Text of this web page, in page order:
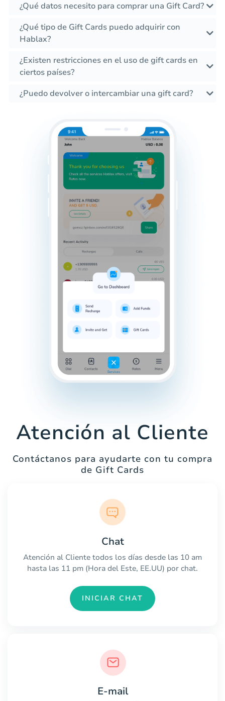
¿Qué datos necesito para comprar una Gift Card?
¿Qué tipo de Gift Cards puedo adquirir con
Hablax?
¿Existen restricciones en el uso de gift cards en
ciertos países?
¿Puedo devolver o intercambiar una gift card?
Atención al Cliente
Contáctanos para ayudarte con tu compra
de Gift Cards
Chat
Atención al Cliente todos los días desde las 10 am
hasta las 11 pm (Hora del Este, EE.UU) por chat.
INICIAR CHAT
E-mail